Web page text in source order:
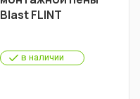
Blast FLINT
в наличии